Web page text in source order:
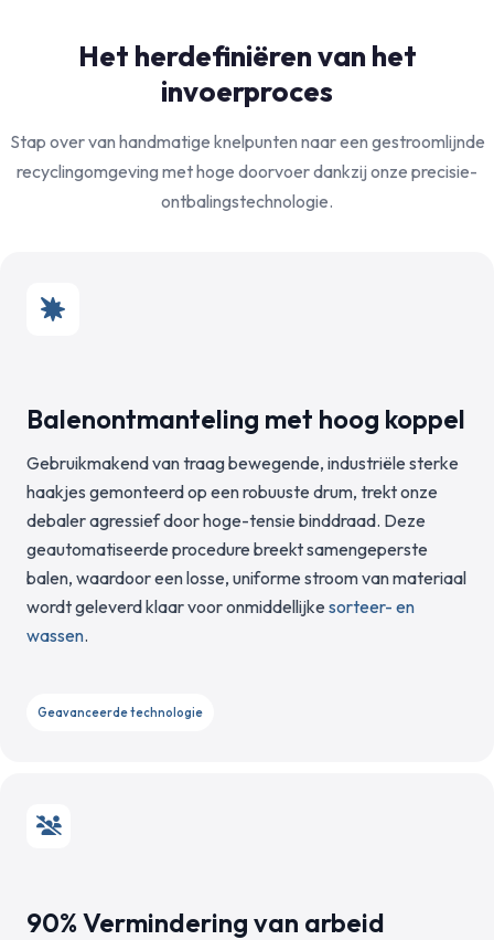
Het herdefiniëren van het
invoerproces
Stap over van handmatige knelpunten naar een gestroomlijnde
recyclingomgeving met hoge doorvoer dankzij onze precisie-
ontbalingstechnologie.
Balenontmanteling met hoog koppel
Gebruikmakend van traag bewegende, industriële sterke
haakjes gemonteerd op een robuuste drum, trekt onze
debaler agressief door hoge-tensie binddraad. Deze
geautomatiseerde procedure breekt samengeperste
balen, waardoor een losse, uniforme stroom van materiaal
wordt geleverd klaar voor onmiddellijke sorteer- en
wassen.
Geavanceerde technologie
90% Vermindering van arbeid